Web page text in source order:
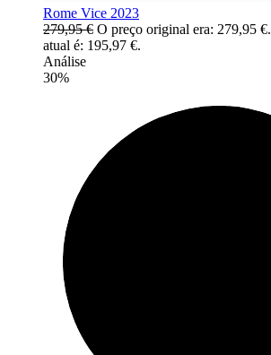
Rome Vice 2023
279,95€ O preço original era: 279,95 €.
atual é: 195,97 €.
Análise
30%